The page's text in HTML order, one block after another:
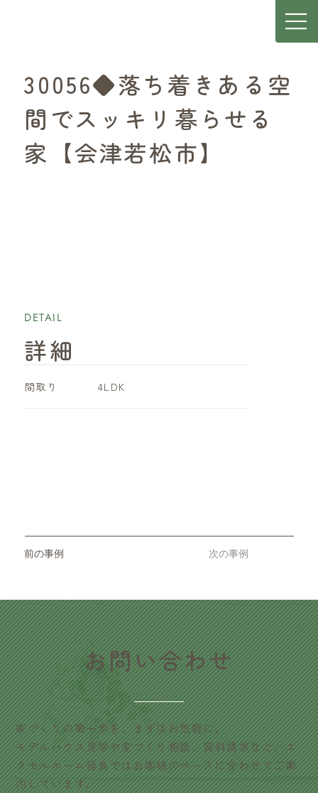
前の事例 次の事例
DETAIL
詳細
​間取り 4LDK
30056◆落ち着きある空
間でスッキリ暮らせる
家【会津若松市】
​お問い合わせ
CONTACT
家づくりの第一歩を、まずはお気軽に。
モデルハウス見学や家づくり相談、資料請求など、エ
クセルホーム福島ではお客様のペースに合わせてご案
内しています。